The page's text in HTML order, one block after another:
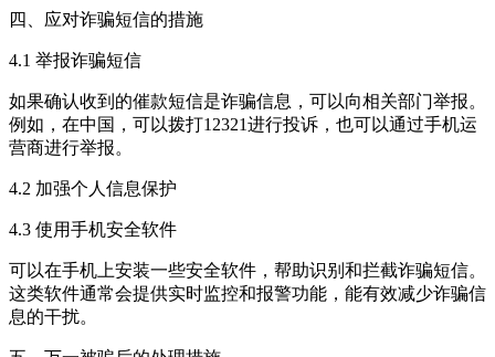
四、应对诈骗短信的措施
4.1 举报诈骗短信
如果确认收到的催款短信是诈骗信息，可以向相关部门举报。
例如，在中国，可以拨打12321进行投诉，也可以通过手机运
营商进行举报。
4.2 加强个人信息保护
4.3 使用手机安全软件
可以在手机上安装一些安全软件，帮助识别和拦截诈骗短信。
这类软件通常会提供实时监控和报警功能，能有效减少诈骗信
息的干扰。